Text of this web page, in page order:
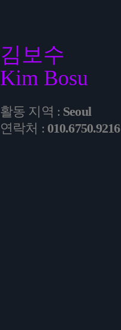
김보수
Kim Bosu
활동 지역 : Seoul
연락처 : 010.6750.9216